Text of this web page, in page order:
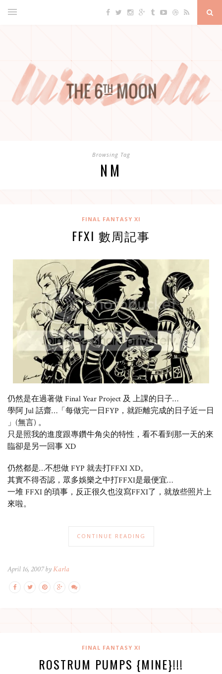
Browsing Tag
NM
FINAL FANTASY XI
FFXI 數周記事
仍然是在過著做 Final Year Project 及 上課的日子…
學阿 Jul 話齋…「每做完一日FYP，就距離完成的日子近一日
」(無言) 。
只是照我的進度跟專鑽牛角尖的特性，看不看到那一天的來
臨卻是另一回事 XD
仍然都是…不想做 FYP 就去打FFXI XD。
其實不得否認，眾多娛樂之中打FFXI是最便宜…
一堆 FFXI 的瑣事，反正很久也沒寫FFXI了，就放些照片上
來啦。
CONTINUE READING
April 16, 2007 byKarla
FINAL FANTASY XI
ROSTRUM PUMPS {MINE}!!!